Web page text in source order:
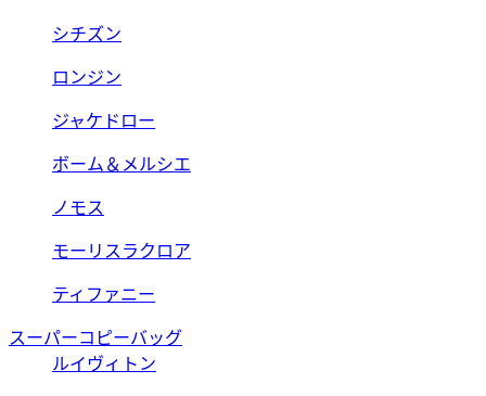
シチズン
ロンジン
ジャケドロー
ボーム＆メルシエ
ノモス
モーリスラクロア
ティファニー
スーパーコピーバッグ
ルイヴィトン